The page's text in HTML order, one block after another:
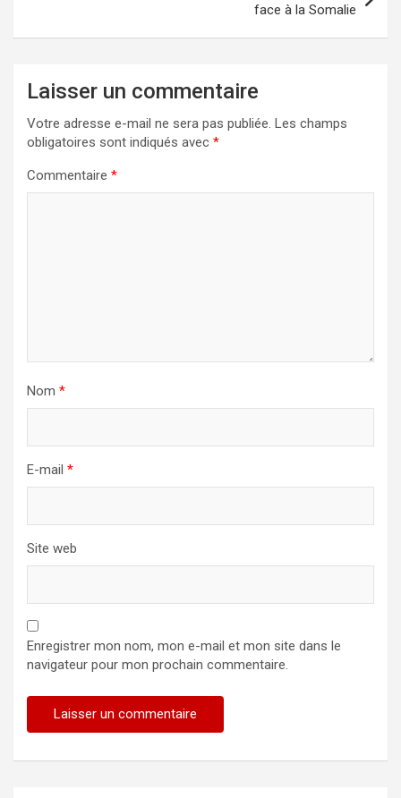
face à la Somalie
Laisser un commentaire
Votre adresse e-mail ne sera pas publiée. Les champs
obligatoires sont indiqués avec *
Commentaire *
Nom *
E-mail *
Site web
Enregistrer mon nom, mon e-mail et mon site dans le
navigateur pour mon prochain commentaire.